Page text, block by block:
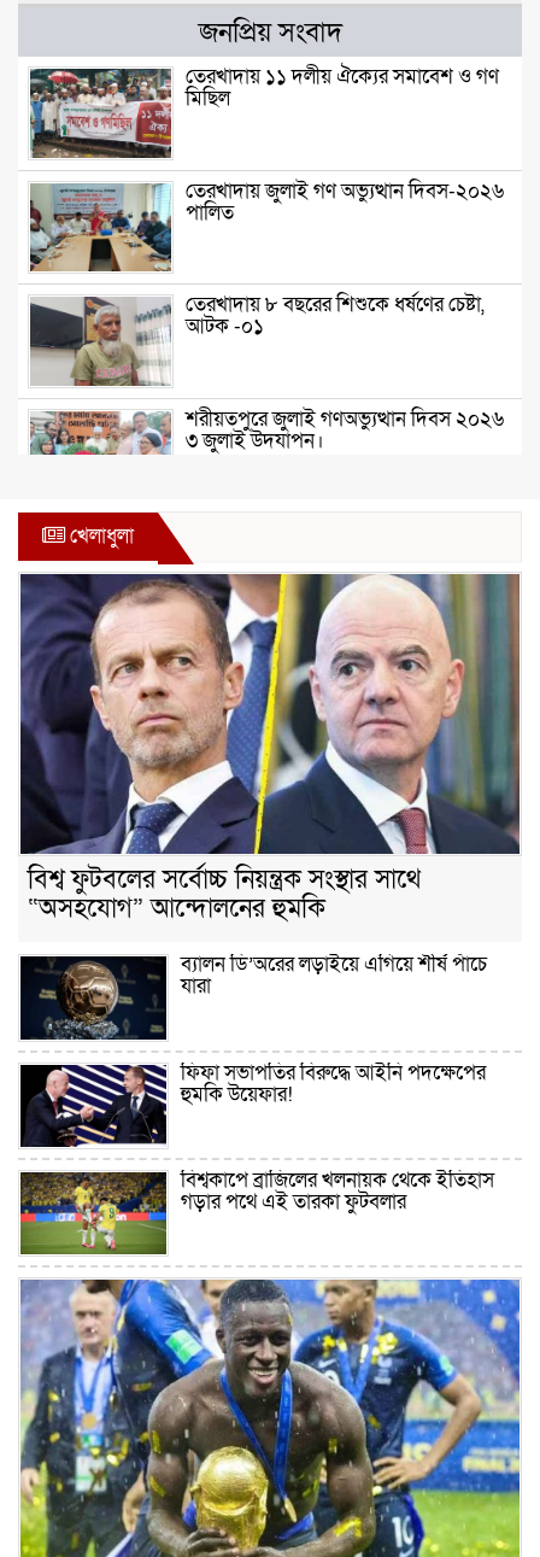
জনপ্রিয় সংবাদ
তেরখাদায় ১১ দলীয় ঐক্যের সমাবেশ ও গণ
মিছিল
তেরখাদায় জুলাই গণ অভ্যুত্থান দিবস-২০২৬
পালিত
তেরখাদায় ৮ বছরের শিশুকে ধর্ষণের চেষ্টা,
আটক -০১
শরীয়তপুরে জুলাই গণঅভ্যুত্থান দিবস ২০২৬
৩ জুলাই উদযাপন।
মাঠে ৫ প্লাটুন বিজিবি, জোরদার টহল-
নজরদারি
দোয়ারাবাজারে শিশুকে ফুসলিয়ে বলাৎকার,
যুবক গ্রেপ্তার
তেরখাদায় সোনালী ব্যাংকের বর্ণাঢ্য
শোভাযাত্রা, লিফলেট বিতরণ
নবীনগরে সোলার সিস্টেমে অনাবাদি জমিতে
আউশ আবাদে কৃষকের ভাগ্য বদল
“অসহযোগ” আন্দোলনের হুমকি
দরজা খোলা রেখেছেন
খেলাধুলা
বিশ্ব ফুটবলের সর্বোচ্চ নিয়ন্ত্রক সংস্থার সাথে
“অসহযোগ” আন্দোলনের হুমকি
ব্যালন ডি’অরের লড়াইয়ে এগিয়ে শীর্ষ পাঁচে
যারা
ফিফা সভাপতির বিরুদ্ধে আইনি পদক্ষেপের
হুমকি উয়েফার!
বিশ্বকাপে ব্রাজিলের খলনায়ক থেকে ইতিহাস
গড়ার পথে এই তারকা ফুটবলার